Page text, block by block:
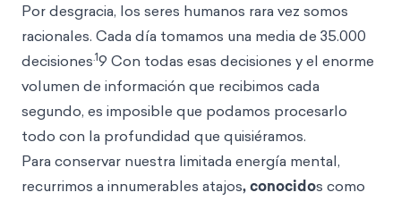
Por desgracia, los seres humanos rara vez somos
racionales. Cada día tomamos una media de 35.000
decisiones.19 Con todas esas decisiones y el enorme
volumen de información que recibimos cada
segundo, es imposible que podamos procesarlo
todo con la profundidad que quisiéramos.
Para conservar nuestra limitada energía mental,
recurrimos a innumerables atajos, conocidos como